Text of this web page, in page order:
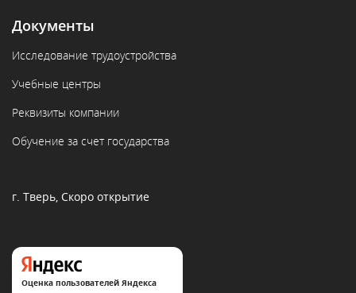
Документы
Исследование трудоустройства
Учебные центры
Реквизиты компании
Обучение за счет государства
г. Тверь, Скоро открытие
Оценка пользователей Яндекса